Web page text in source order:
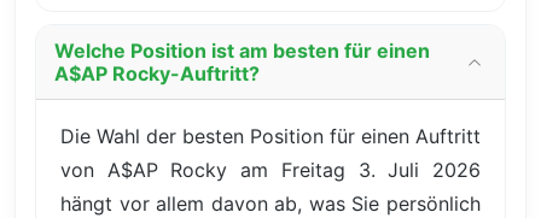
Welche Position ist am besten für einen
A$AP Rocky-Auftritt?
Die Wahl der besten Position für einen Auftritt
von A$AP Rocky am Freitag 3. Juli 2026
hängt vor allem davon ab, was Sie persönlich